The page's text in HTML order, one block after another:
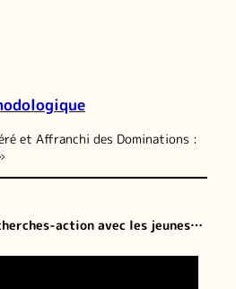
et Affranchi des Dominations :
action avec les jeunes…